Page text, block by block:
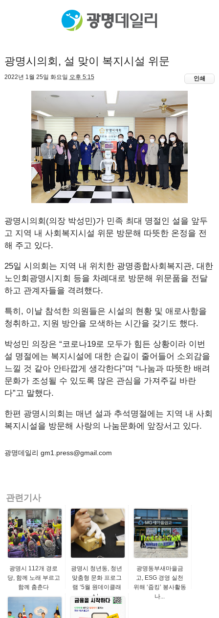
광명시의회, 설 맞이 복지시설 위문
2022년 1월 25일 화요일 오후 5:15 인쇄
광명시의회(의장 박성민)가 민족 최대 명절인 설을 앞두
고 지역 내 사회복지시설 위문 방문해 따뜻한 온정을 전
해 주고 있다.
25일 시의회는 지역 내 위치한 광명종합사회복지관, 대한
노인회광명시지회 등을 차례대로 방문해 위문품을 전달
하고 관계자들을 격려했다.
특히, 이날 참석한 의원들은 시설의 현황 및 애로사항을
청취하고, 지원 방안을 모색하는 시간을 갖기도 했다.
박성민 의장은 “코로나19로 모두가 힘든 상황이라 이번
설 명절에는 복지시설에 대한 손길이 줄어들어 소외감을
느낄 것 같아 안타깝게 생각한다”며 “나눔과 따뜻한 배려
문화가 조성될 수 있도록 많은 관심을 가져주길 바란
다”고 말했다.
한편 광명시의회는 매년 설과 추석명절에는 지역 내 사회
복지시설을 방문해 사랑의 나눔문화에 앞장서고 있다.
광명데일리 gm1.press@gmail.com
관련기사
광명시 112개 경로
당, 함께 노래 부르고
함께 춤춘다
광명시 청년동, 청년
맞춤형 문화 프로그
램 ‘5월 원데이클래
스’...
광명동부새마을금
고, ESG 경영 실천
위해 ‘줍킹’ 봉사활동
나...